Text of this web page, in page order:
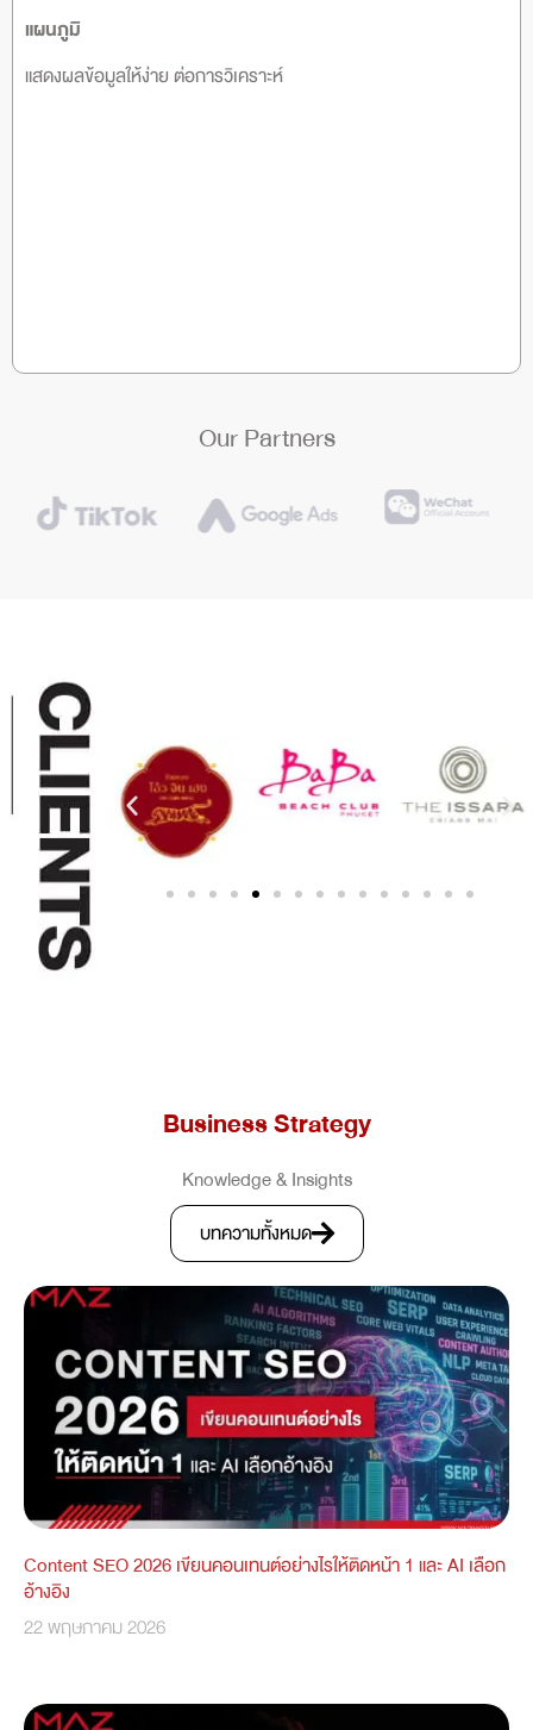
แผนภูมิ
แสดงผลข้อมูลให้ง่าย ต่อการวิเคราะห์
Our Partners
Business Strategy
Knowledge & Insights
บทความทั้งหมด
Content SEO 2026 เขียนคอนเทนต์อย่างไรให้ติดหน้า 1 และ AI เลือก
อ้างอิง
22 พฤษภาคม 2026